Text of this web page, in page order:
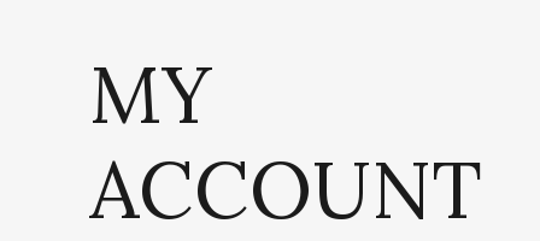
MY
ACCOUNT